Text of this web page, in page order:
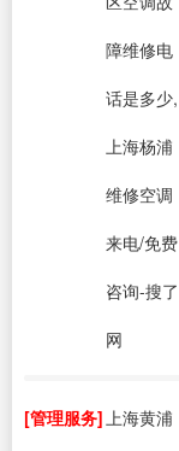
障维修电
话是多少,
上海杨浦
维修空调
来电/免费
咨询-搜了
网
[管理服务] 上海黄浦